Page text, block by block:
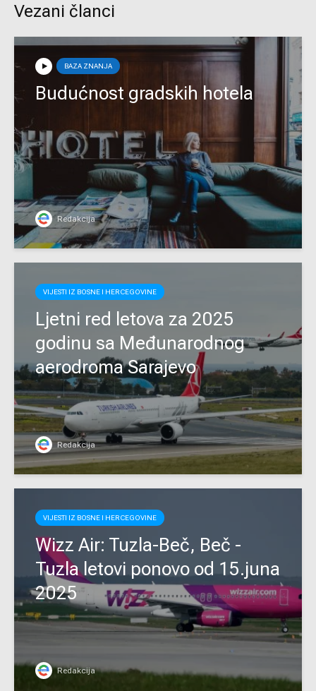
Vezani članci
BAZA ZNANJA
Budućnost gradskih hotela
Redakcija
VIJESTI IZ BOSNE I HERCEGOVINE
Ljetni red letova za 2025
godinu sa Međunarodnog
aerodroma Sarajevo
Redakcija
VIJESTI IZ BOSNE I HERCEGOVINE
Wizz Air: Tuzla-Beč, Beč -
Tuzla letovi ponovo od 15.juna
2025
Redakcija